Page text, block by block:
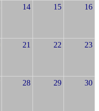
14 15 16
21 22 23
28 29 30